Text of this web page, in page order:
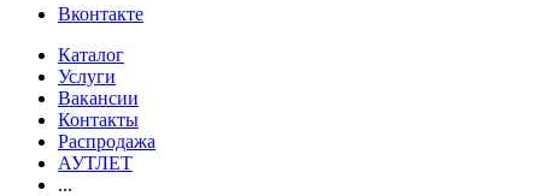
Вконтакте
Каталог
Услуги
Вакансии
Контакты
Распродажа
АУТЛЕТ
...